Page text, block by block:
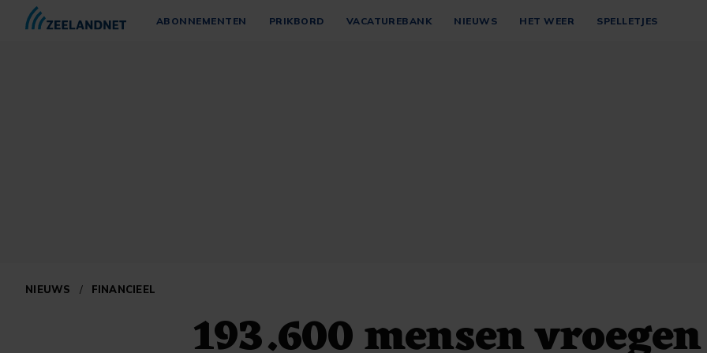
ABONNEMENTEN PRIKBORD VACATUREBANK NIEUWS HET WEER SPELLETJES
NIEUWS / FINANCIEEL